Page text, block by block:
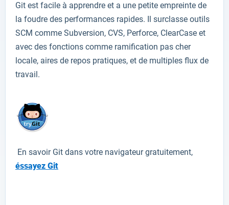
Git est facile à apprendre et a une petite empreinte de
la foudre des performances rapides. Il surclasse outils
SCM comme Subversion, CVS, Perforce, ClearCase et
avec des fonctions comme ramification pas cher
locale, aires de repos pratiques, et de multiples flux de
travail.
En savoir Git dans votre navigateur gratuitement,
éssayez Git